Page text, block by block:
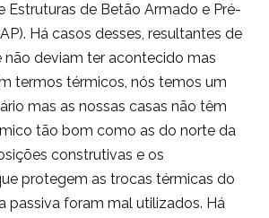
Estruturas de Betão Armado e Pré-
Há casos desses, resultantes de
não deviam ter acontecido mas
termos térmicos, nós temos um
mas as nossas casas não têm
tão bom como as do norte da
construtivas e os
protegem as trocas térmicas do
passiva foram mal utilizados. Há